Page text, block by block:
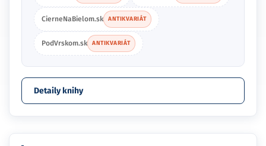
CierneNaBielom.sk ANTIKVARIÁT
PodVrskom.sk ANTIKVARIÁT
Detaily knihy